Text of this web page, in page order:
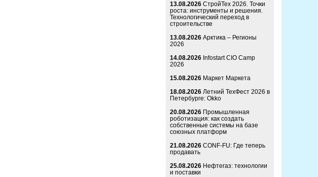
13.08.2026 СтройТех 2026. Точки
роста: инструменты и решения.
Технологический переход в
строительстве
13.08.2026 Арктика – Регионы
2026
14.08.2026 Infostart CIO Camp
2026
15.08.2026 Маркет Маркета
18.08.2026 Летний ТехФест 2026 в
Петербурге: Okko
20.08.2026 Промышленная
роботизация: как создать
собственные системы на базе
союзных платформ
21.08.2026 CONF-FU: Где теперь
продавать
25.08.2026 Нефтегаз: технологии
и поставки